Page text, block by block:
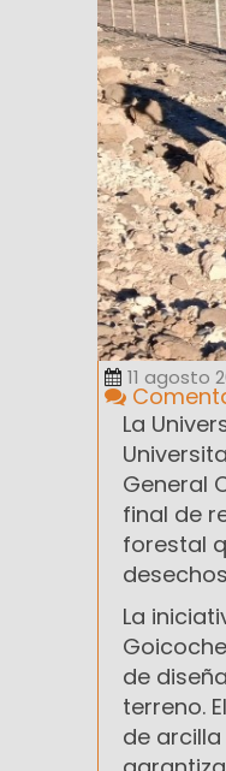
11 agosto
La
General
final de
forestal
La
de
terreno.
de